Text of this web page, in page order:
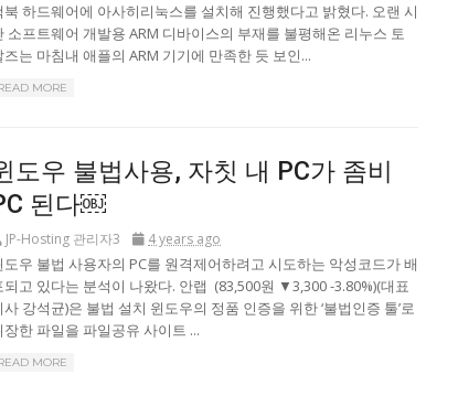
북 하드웨어에 아사히리눅스를 설치해 진행했다고 밝혔다. 오랜 시
소프트웨어 개발용 ARM 디바이스의 부재를 불평해온 리누스 토
즈는 마침내 애플의 ARM 기기에 만족한 듯 보인...
MORE
도우 불법사용, 자칫 내 PC가 좀비
된다￼
JP-Hosting 관리자3 4 years ago
도우 불법 사용자의 PC를 원격제어하려고 시도하는 악성코드가 배
되고 있다는 분석이 나왔다. 안랩 (83,500원 ▼3,300 -3.80%)(대표
사 강석균)은 불법 설치 윈도우의 정품 인증을 위한 ‘불법인증 툴’로
장한 파일을 파일공유 사이트 ...
MORE